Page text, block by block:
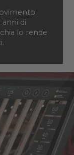
di
lo rende